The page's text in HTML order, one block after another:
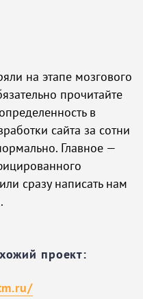
на этапе мозгового
прочитайте
в
сайта за сотни
Главное —
сразу написать нам
проект: